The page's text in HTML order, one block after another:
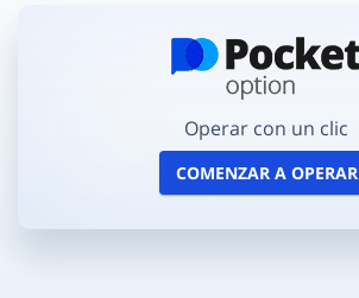
Operar con un clic
COMENZAR A OPERAR